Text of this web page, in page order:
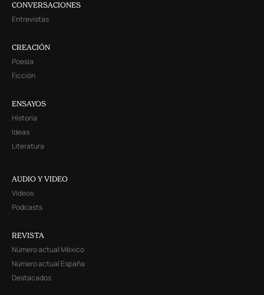
CONVERSACIONES
Entrevistas
CREACIÓN
Poesía
Ficción
ENSAYOS
Historia
Ideas
Literatura
AUDIO Y VIDEO
Videos
Podcasts
REVISTA
Número actual México
Número actual España
Destacados